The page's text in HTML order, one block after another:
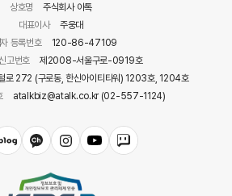
상호명
주식회사 아톡
대표이사
주웅대
등록번호
120-86-47109
고번호
제2008-서울구로-0919호
로 272 (구로동, 한신아이티타워) 1203호, 1204호
atalkbiz@atalk.co.kr (02-557-1124)